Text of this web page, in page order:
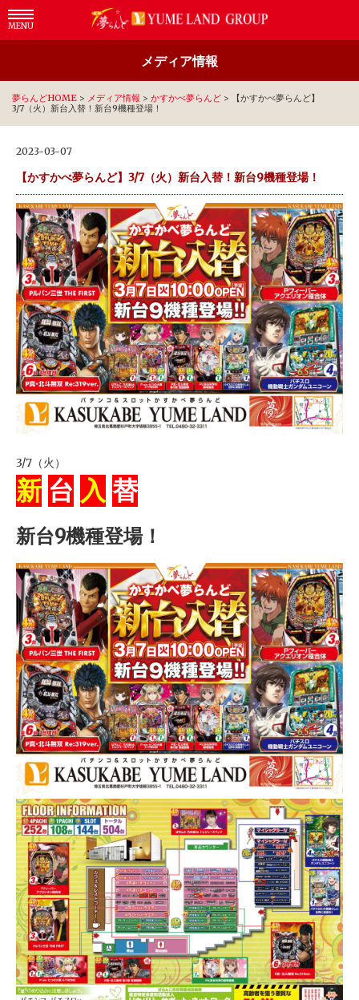
MENU
メディア情報
夢らんどHOME > メディア情報 > かすかべ夢らんど >
【かすかべ夢らんど】
3/7（火）新台入替！新台9機種登場！
2023-03-07
【かすかべ夢らんど】3/7（火）新台入替！新台9機種登場！
3/7（火）
新 台 入 替
新台9機種登場！